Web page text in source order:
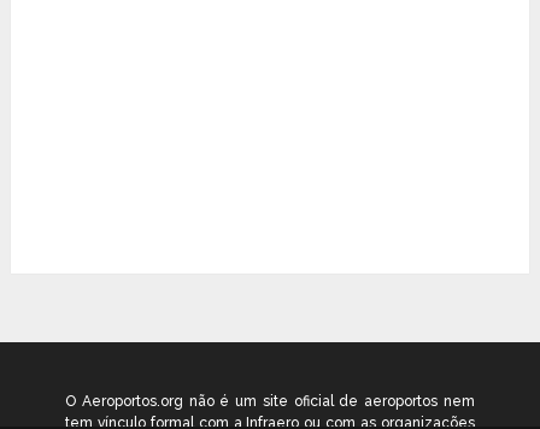
O Aeroportos.org não é um site oficial de aeroportos nem
tem vínculo formal com a Infraero ou com as organizações